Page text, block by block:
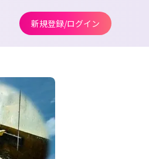
新規登録/ログイン